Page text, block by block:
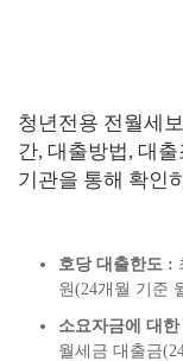
청년전용 전월세
간, 대출방법, 대
기관을 통해 확인
호당 대출한도 :
원(24개월 기준
소요자금에 대
월세금 대출금